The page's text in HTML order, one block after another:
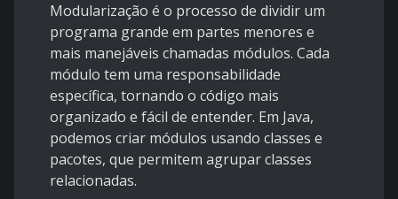
Modularização é o processo de dividir um
programa grande em partes menores e
mais manejáveis chamadas módulos. Cada
módulo tem uma responsabilidade
específica, tornando o código mais
organizado e fácil de entender. Em Java,
podemos criar módulos usando classes e
pacotes, que permitem agrupar classes
relacionadas.